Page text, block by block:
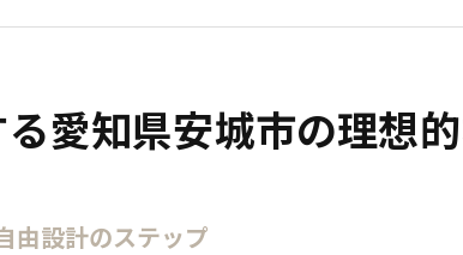
間取りの自由度を活かした快適な住空
長期的な視点で考える住まいの自由設
注文住宅で叶える安城市の暮らしにぴった
地域の文化を取り入れた住まいの工夫
愛知県安城市の理想
由設計のステップ